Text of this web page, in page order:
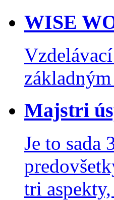
WISE
Majstri
Je to sada
tri